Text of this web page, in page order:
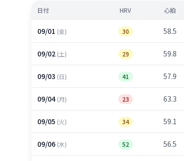
日付 HRV 心拍
09/01 (金) 30 58.5
09/02(土) 29 59.8
09/03 (日) 41 57.9
09/04(月) 23 63.3
09/05 (火) 34 59.1
09/06(水) 52 56.5